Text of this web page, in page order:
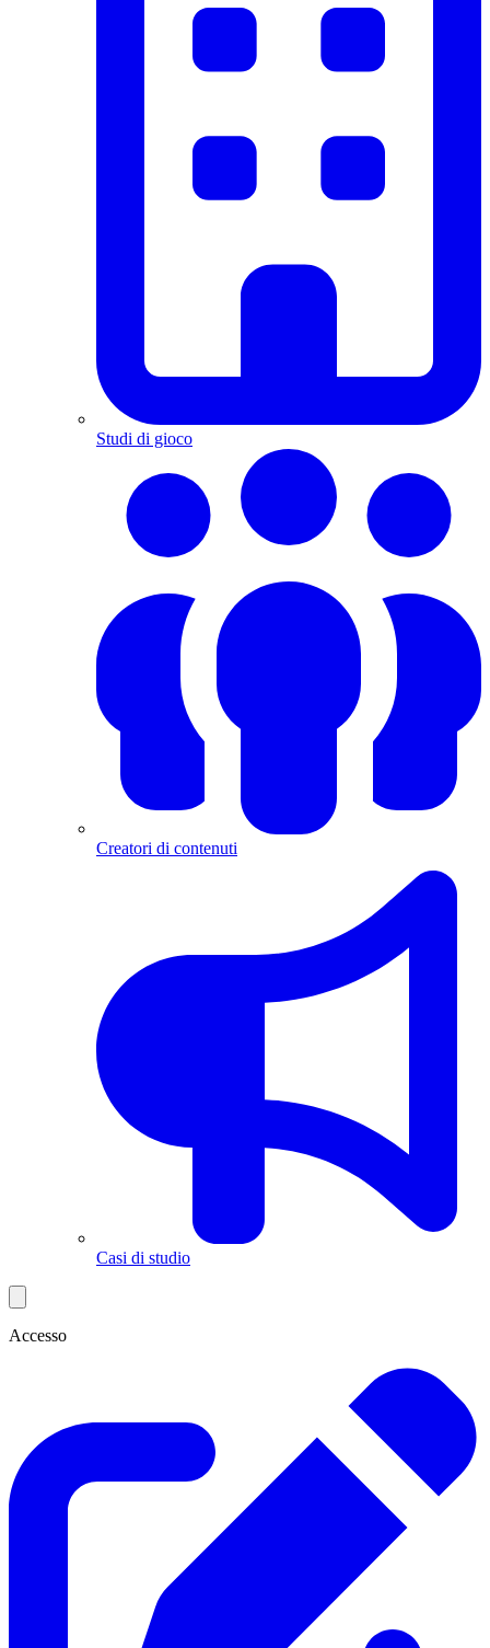
Studi di gioco
Creatori di contenuti
Casi di studio
Accesso